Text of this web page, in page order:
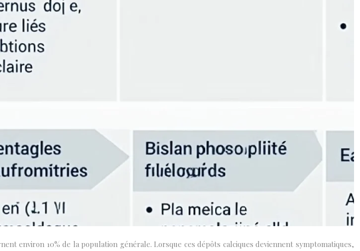
environ 10% de la population générale. Lorsque ces dépôts calciques deviennent symptomatiques,